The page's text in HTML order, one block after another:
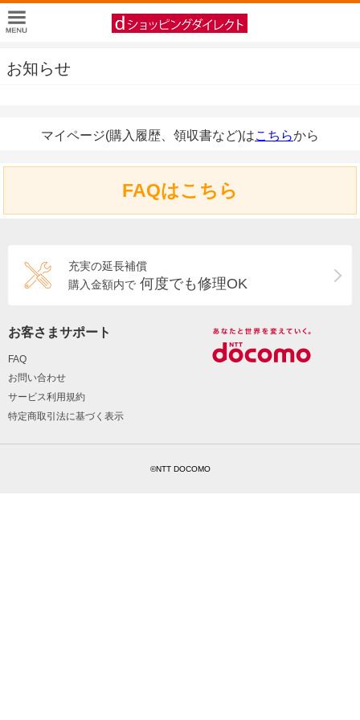
お知らせ
マイページ(購入履歴、領収書など)はこちらから
FAQはこちら
充実の延長補償
購入金額内で 何度でも修理OK
お客さまサポート
FAQ
お問い合わせ
サービス利用規約
特定商取引法に基づく表示
©NTT DOCOMO